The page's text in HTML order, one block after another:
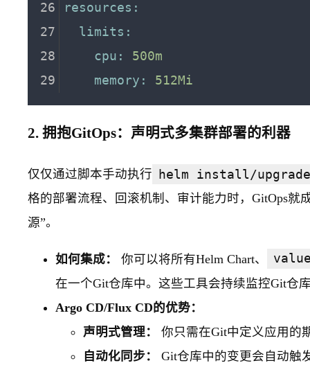
resources:
limits:
cpu:
500m
memory:
512Mi
2. 拥抱GitOps：声明式多集群部署的利器
仅仅通过脚本手动执行 helm install/upgrade
格的部署流程、回滚机制、审计能力时，GitOps就
源”。
如何集成： 你可以将所有Helm Chart、
在一个Git仓库中。这些工具会持续监控Git仓
Argo CD/Flux CD的优势：
声明式管理：
你只需在Git中定义应用的
自动化同步：
Git仓库中的变更会自动触